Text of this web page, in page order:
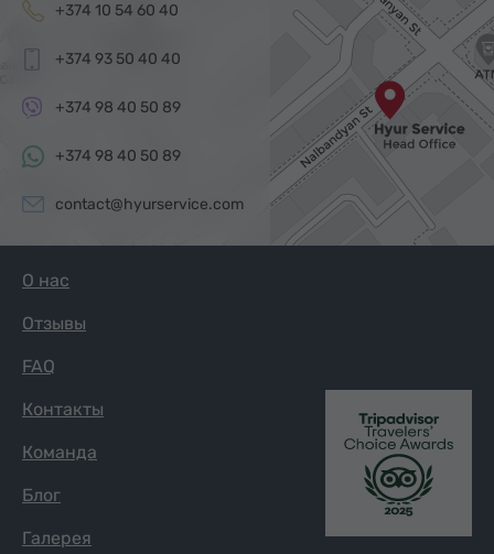
+374 10 54 60 40
+374 93 50 40 40
+374 98 40 50 89
+374 98 40 50 89
contact@hyurservice.com
О нас
Отзывы
FAQ
Контакты
Команда
Блог
Галерея